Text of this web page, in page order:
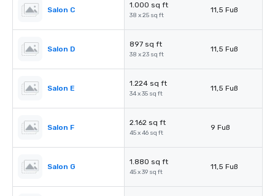
Salon C
1.000 sq ft
38 x 25 sq ft
11,5 Fuß
Salon D
897 sq ft
38 x 23 sq ft
11,5 Fuß
Salon E
1.224 sq ft
34 x 35 sq ft
11,5 Fuß
Salon F
2.162 sq ft
45 x 46 sq ft
9 Fuß
Salon G
1.880 sq ft
45 x 39 sq ft
11,5 Fuß